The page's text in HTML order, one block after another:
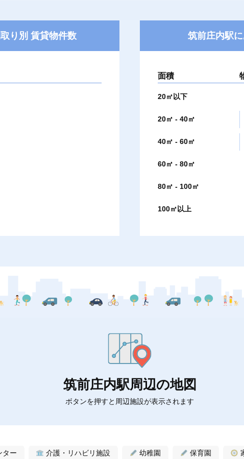
り別 賃貸物件数 筑前庄内駅
面積
20㎡以下
20㎡ - 40㎡
40㎡ - 60㎡
60㎡ - 80㎡
80㎡ - 100㎡
100㎡以上
筑前庄内駅周辺の地図
ボタンを押すと周辺施設が表示されます
ター 介護・リハビリ施設 幼稚園 保育園